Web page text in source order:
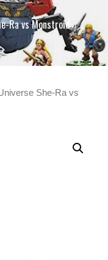
Ra vs Monstroid
She-Ra vs